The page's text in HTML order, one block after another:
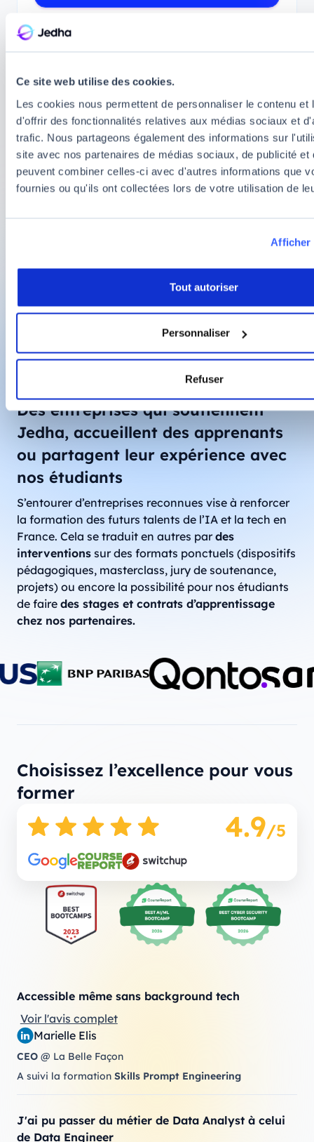
Ce site web utilise des cookies.
Les cookies nous permettent de personnaliser le contenu et
d'offrir des fonctionnalités relatives aux médias sociaux et
trafic. Nous partageons également des informations sur
site avec nos partenaires de médias sociaux, de publicité et
peuvent combiner celles-ci avec d'autres informations que
fournies ou qu'ils ont collectées lors de votre utilisation de
Afficher
Tout autoriser
Personnaliser
Refuser
L'éthique de l'IA au cœur des formations de
Jedha AI School
À Jedha AI School, l’éthique n’est pas une
option mais un pilier. Avec sonBachelor Chef
de Projet IA Responsableet son Mastère
Expert en Stratégie, Gouvernance et Éthique
de l’IA, l’école forme des professionnels
qui veulent maîtriser l’IA tout en garantissant
Des entreprises qui soutiennent
Jedha, accueillent des apprenants
ou partagent leur expérience avec
nos étudiants
S’entourer d’entreprises reconnues vise à renforcer
la formation des futurs talents de l’IA et la tech en
France. Cela se traduit en autres par des
interventions sur des formats ponctuels (dispositifs
pédagogiques, masterclass, jury de soutenance,
projets) ou encore la possibilité pour nos étudiants
de faire des stages et contrats d’apprentissage
chez nos partenaires.
Choisissez l’excellence pour vous
former
4.9/5
Marielle Elis
CEO @ La Belle Façon
A suivi la formation Skills Prompt Engineering
Accessible même sans background tech
Voir l'avis complet
J'ai pu passer du métier de Data Analyst à celui
de Data Engineer